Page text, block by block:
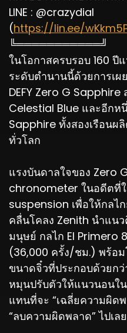
LINE : @crazydial
(https://lin.ee/
╚═══════════╝
ในโอกาสครบรอบ 160 ปี
ระดับตำนานนี้ด้วยการเผ
DEFY Zero G
Celestial Blue และอีก
Sapphire ทั้งสองเรือนผ
ทั่วโลก
แรงบันดาลใจของ Zero
chronometer ในอดีตที่
suspension เพื่อให้กลไ
คลื่นโคลง Zenith นำแน
มนุษย์ กลไก El Primero
(36,000 ครั้ง/ชม.) พร้อ
ขนาดจิ๋วที่ประกอบด้วยก
หมุนปรับตัวให้แนวนอนใ
แทนที่จะ “เฉลี่ยความผิด
“ลบความผิดพลาด” ไปเลย